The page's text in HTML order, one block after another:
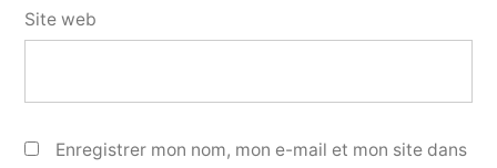
Site web
Enregistrer mon nom, mon e-mail et mon site dans